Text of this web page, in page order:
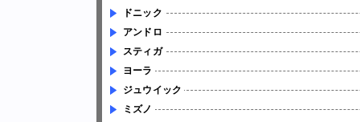
ドニック
アンドロ
スティガ
ヨーラ
ジュウイック
ミズノ